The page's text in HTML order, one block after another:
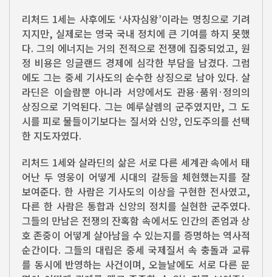
리처드 1세는 사후에도 ‘사자심왕’이라는 명칭으로 기려
지지만, 실제로는 영국 국내 정치에 큰 기여를 하지 못했
다. 그의 에너지는 거의 전적으로 전쟁에 집중되었고, 원
정 비용은 잉글랜드 경제에 심각한 부담을 남겼다. 그럼
에도 그는 중세 기사도의 순수한 상징으로 남아 있다. 살
라딘은 이슬람뿐 아니라 서양에서도 관용·품위·정의의
상징으로 기억된다. 그는 예루살렘의 군주였지만, 그 도
시를 피로 물들이기보다는 질서와 신앙, 인도주의를 선택
한 지도자였다.
리처드 1세와 살라딘의 삶은 서로 다른 세계관 속에서 태
어난 두 영웅이 어떻게 시대의 갈등을 체현했는지를 잘
보여준다. 한 사람은 기사도의 이상을 구현한 전사였고,
다른 한 사람은 통합과 신앙의 정치를 실현한 군주였다.
그들의 만남은 전쟁의 잔혹함 속에서도 인간의 존엄과 상
호 존중이 어떻게 살아남을 수 있는지를 증명하는 역사적
순간이다. 그들의 대립은 중세 국제질서 속 충돌과 교류
를 동시에 반영하는 사건이며, 오늘날에도 서로 다른 문